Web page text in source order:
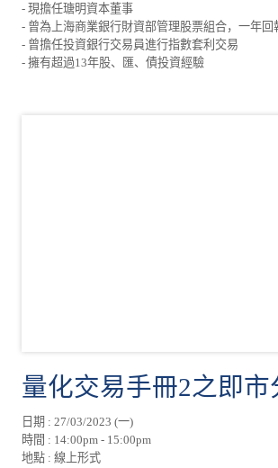
- 現擔任瑭明資本董事
- 曾為上海商業銀行財資部管理股票組合，一年回
- 曾擔任投資銀行交易員進行指數套利交易
- 擁有超過13年股、匯、債投資經驗
量化交易手冊2之即市
日期 : 27/03/2023 (一)
時間 : 14:00pm - 15:00pm
地點 : 線上形式